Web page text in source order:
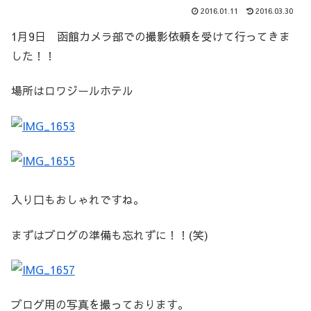
2016.01.11 2016.03.30
1月9日 函館カメラ部での撮影依頼を受けて行ってきま
した！！
場所はロワジールホテル
入り口もおしゃれですね。
まずはブログの準備も忘れずに！！(笑)
ブログ用の写真を撮っております。